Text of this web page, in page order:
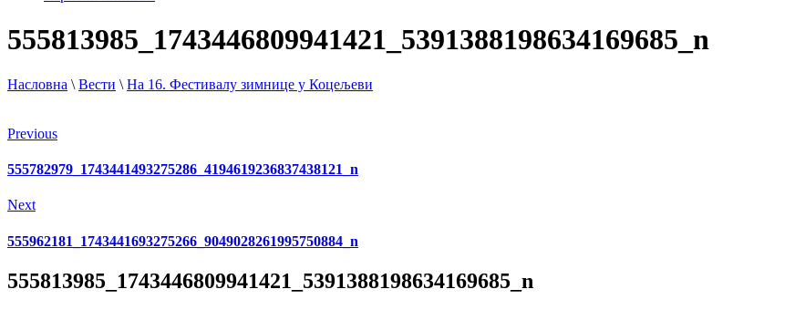
555813985_1743446809941421_5391388198634169685_n
Насловна \ Вести \ На 16. Фестивалу зимнице у Коцељеви
Previous
555782979_1743441493275286_4194619236837438121_n
Next
555962181_1743441693275266_9049028261995750884_n
555813985_1743446809941421_5391388198634169685_n